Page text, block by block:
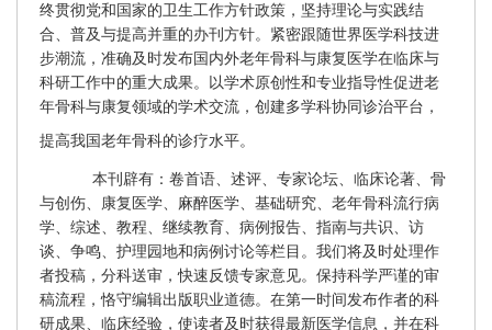
终贯彻党和国家的卫生工作方针政策，坚持理论与实践结
合、普及与提高并重的办刊方针。紧密跟随世界医学科技进
步潮流，准确及时发布国内外老年骨科与康复医学在临床与
科研工作中的重大成果。以学术原创性和专业指导性促进老
年骨科与康复领域的学术交流，创建多学科协同诊治平台，
提高我国老年骨科的诊疗水平。
本刊辟有：卷首语、述评、专家论坛、临床论著、骨
与创伤、康复医学、麻醉医学、基础研究、老年骨科流行病
学、综述、教程、继续教育、病例报告、指南与共识、访
谈、争鸣、护理园地和病例讨论等栏目。我们将及时处理作
者投稿，分科送审，快速反馈专家意见。保持科学严谨的审
稿流程，恪守编辑出版职业道德。在第一时间发布作者的科
研成果、临床经验，使读者及时获得最新医学信息，并在科